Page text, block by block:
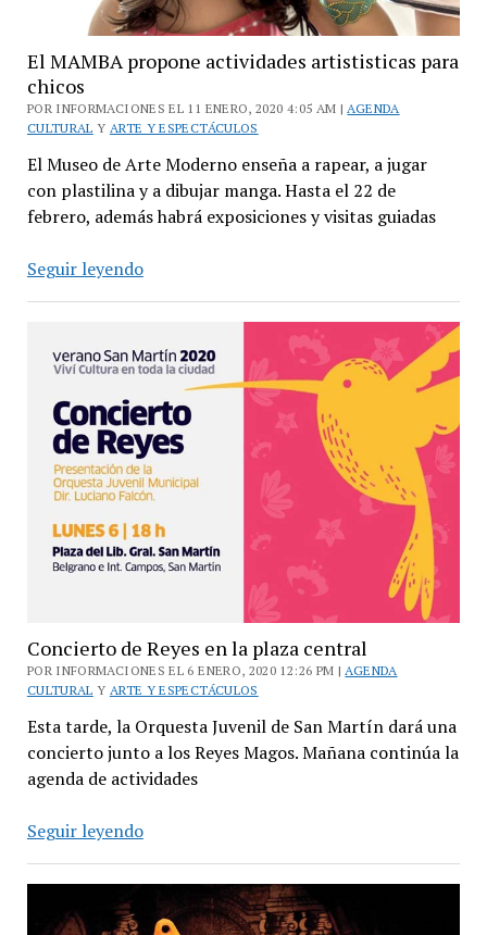
El MAMBA propone actividades artististicas para
chicos
POR INFORMACIONES EL 11 ENERO, 2020 4:05 AM | AGENDA
CULTURAL Y ARTE Y ESPECTÁCULOS
El Museo de Arte Moderno enseña a rapear, a jugar
con plastilina y a dibujar manga. Hasta el 22 de
febrero, además habrá exposiciones y visitas guiadas
Seguir leyendoEl
actividades
artististicas
para
chicos
Concierto de Reyes en la plaza central
POR INFORMACIONES EL 6 ENERO, 2020 12:26 PM | AGENDA
CULTURAL Y ARTE Y ESPECTÁCULOS
Esta tarde, la Orquesta Juvenil de San Martín dará una
concierto junto a los Reyes Magos. Mañana continúa la
agenda de actividades
Seguir leyendoConcierto
Reyes
en